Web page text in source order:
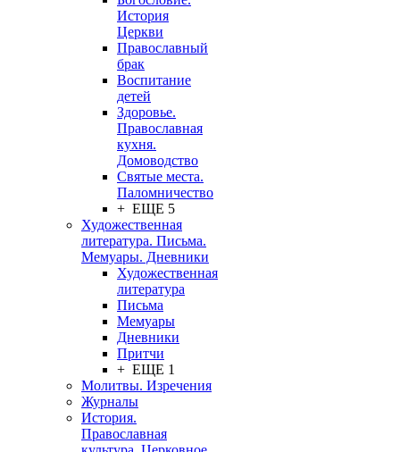
История
Церкви
Православный
брак
Воспитание
детей
Здоровье.
Православная
кухня.
Домоводство
Святые места.
Паломничество
+ ЕЩЕ 5
Художественная
литература. Письма.
Мемуары. Дневники
Художественная
литература
Письма
Мемуары
Дневники
Притчи
+ ЕЩЕ 1
Молитвы. Изречения
Журналы
История.
Православная